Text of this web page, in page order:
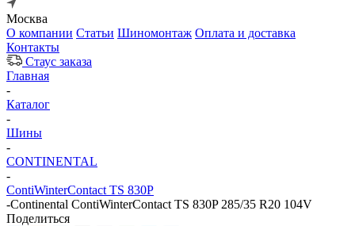
Москва
О компании Статьи Шиномонтаж Оплата и доставка
Контакты
Стаус заказа
Главная
-
Каталог
-
Шины
-
CONTINENTAL
-
ContiWinterContact TS 830P
-Continental ContiWinterContact TS 830P 285/35 R20 104V
Поделиться